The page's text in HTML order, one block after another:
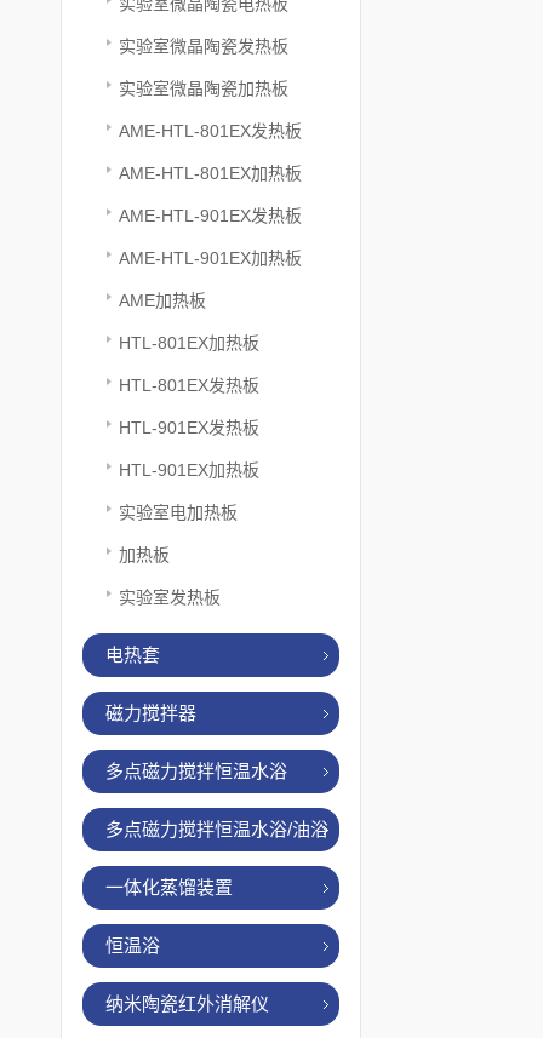
实验室微晶陶瓷发热板
实验室微晶陶瓷加热板
AME-HTL-801EX发热板
AME-HTL-801EX加热板
AME-HTL-901EX发热板
AME-HTL-901EX加热板
AME加热板
HTL-801EX加热板
HTL-801EX发热板
HTL-901EX发热板
HTL-901EX加热板
实验室电加热板
加热板
实验室发热板
电热套
磁力搅拌器
多点磁力搅拌恒温水浴
多点磁力搅拌恒温水浴/油浴
一体化蒸馏装置
恒温浴
纳米陶瓷红外消解仪